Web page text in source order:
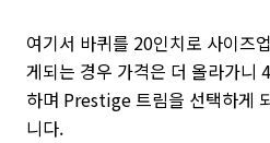
여기서 바퀴를 20인치로 사이즈
게되는 경우 가격은 더 올라가니
하며 Prestige 트림을 선택하게
니다.